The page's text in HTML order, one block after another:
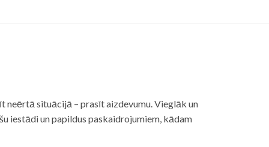
neērtā situācijā – prasīt aizdevumu. Vieglāk un
iestādi un papildus paskaidrojumiem, kādam